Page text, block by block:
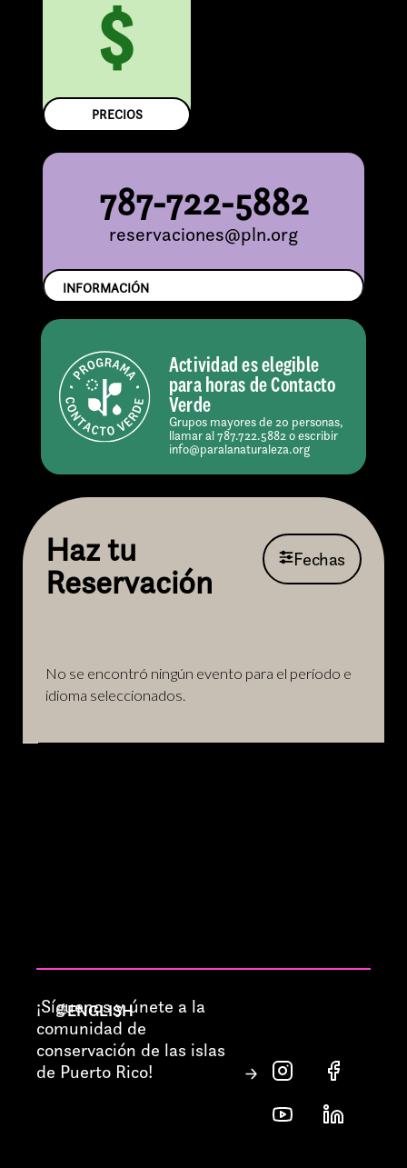
$
PRECIOS
787-722-5882
reservaciones@pln.org
INFORMACIÓN
Actividad es elegible
para horas de Contacto
Verde
Grupos mayores de 20 personas,
llamar al 787.722.5882 o escribir
info@paralanaturaleza.org
Haz tu
Reservación
Fechas
No se encontró ningún evento para el período e
idioma seleccionados.
ENGLISH
¡Síguenos y únete a la
comunidad de
conservación de las islas
de Puerto Rico!